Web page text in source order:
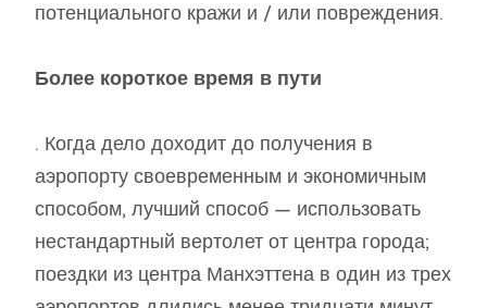
потенциального кражи и / или повреждения.
Более короткое время в пути
. Когда дело доходит до получения в
аэропорту своевременным и экономичным
способом, лучший способ — использовать
нестандартный вертолет от центра города;
поездки из центра Манхэттена в один из трех